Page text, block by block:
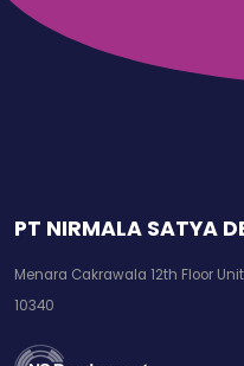
PT NIRMALA SATYA
Menara Cakrawala 12th Floor
10340